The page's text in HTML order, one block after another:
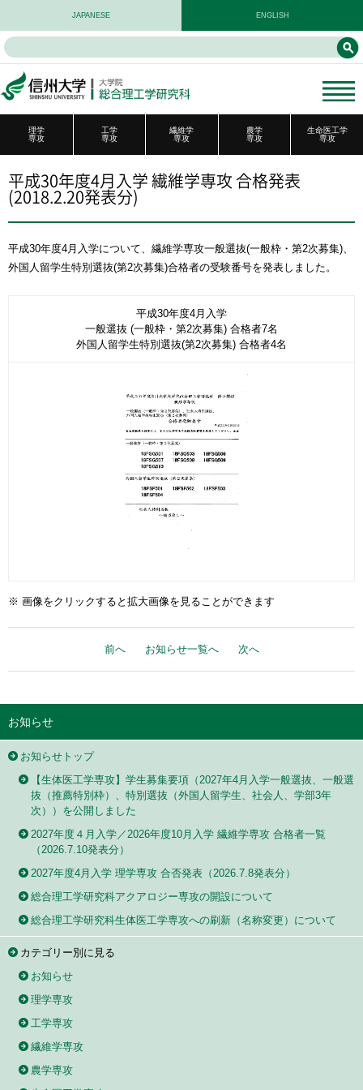
JAPANESE ENGLISH
理学
専攻
工学
専攻
繊維学
専攻
農学
専攻
生命医工学
専攻
平成30年度4月入学 繊維学専攻 合格発表
(2018.2.20発表分)
平成30年度4⽉⼊学について、繊維学専攻一般選抜(一般枠・第2次募集)、
外国人留学生特別選抜(第2次募集)合格者の受験番号を発表しました。
平成30年度4⽉⼊学
一般選抜 (一般枠・第2次募集) 合格者7名
外国人留学生特別選抜(第2次募集) 合格者4名
※ 画像をクリックすると拡大画像を見ることができます
前へ お知らせ一覧へ 次へ
お知らせ
お知らせトップ
【生体医工学専攻】学生募集要項（2027年4月入学一般選抜、一般選
抜（推薦特別枠）、特別選抜（外国人留学生、社会人、学部3年
次））を公開しました
2027年度４月入学／2026年度10月入学 繊維学専攻 合格者一覧
（2026.7.10発表分）
2027年度4月入学 理学専攻 合否発表（2026.7.8発表分）
総合理工学研究科アクアロジー専攻の開設について
総合理工学研究科生体医工学専攻への刷新（名称変更）について
カテゴリー別に見る
お知らせ
理学専攻
工学専攻
繊維学専攻
農学専攻